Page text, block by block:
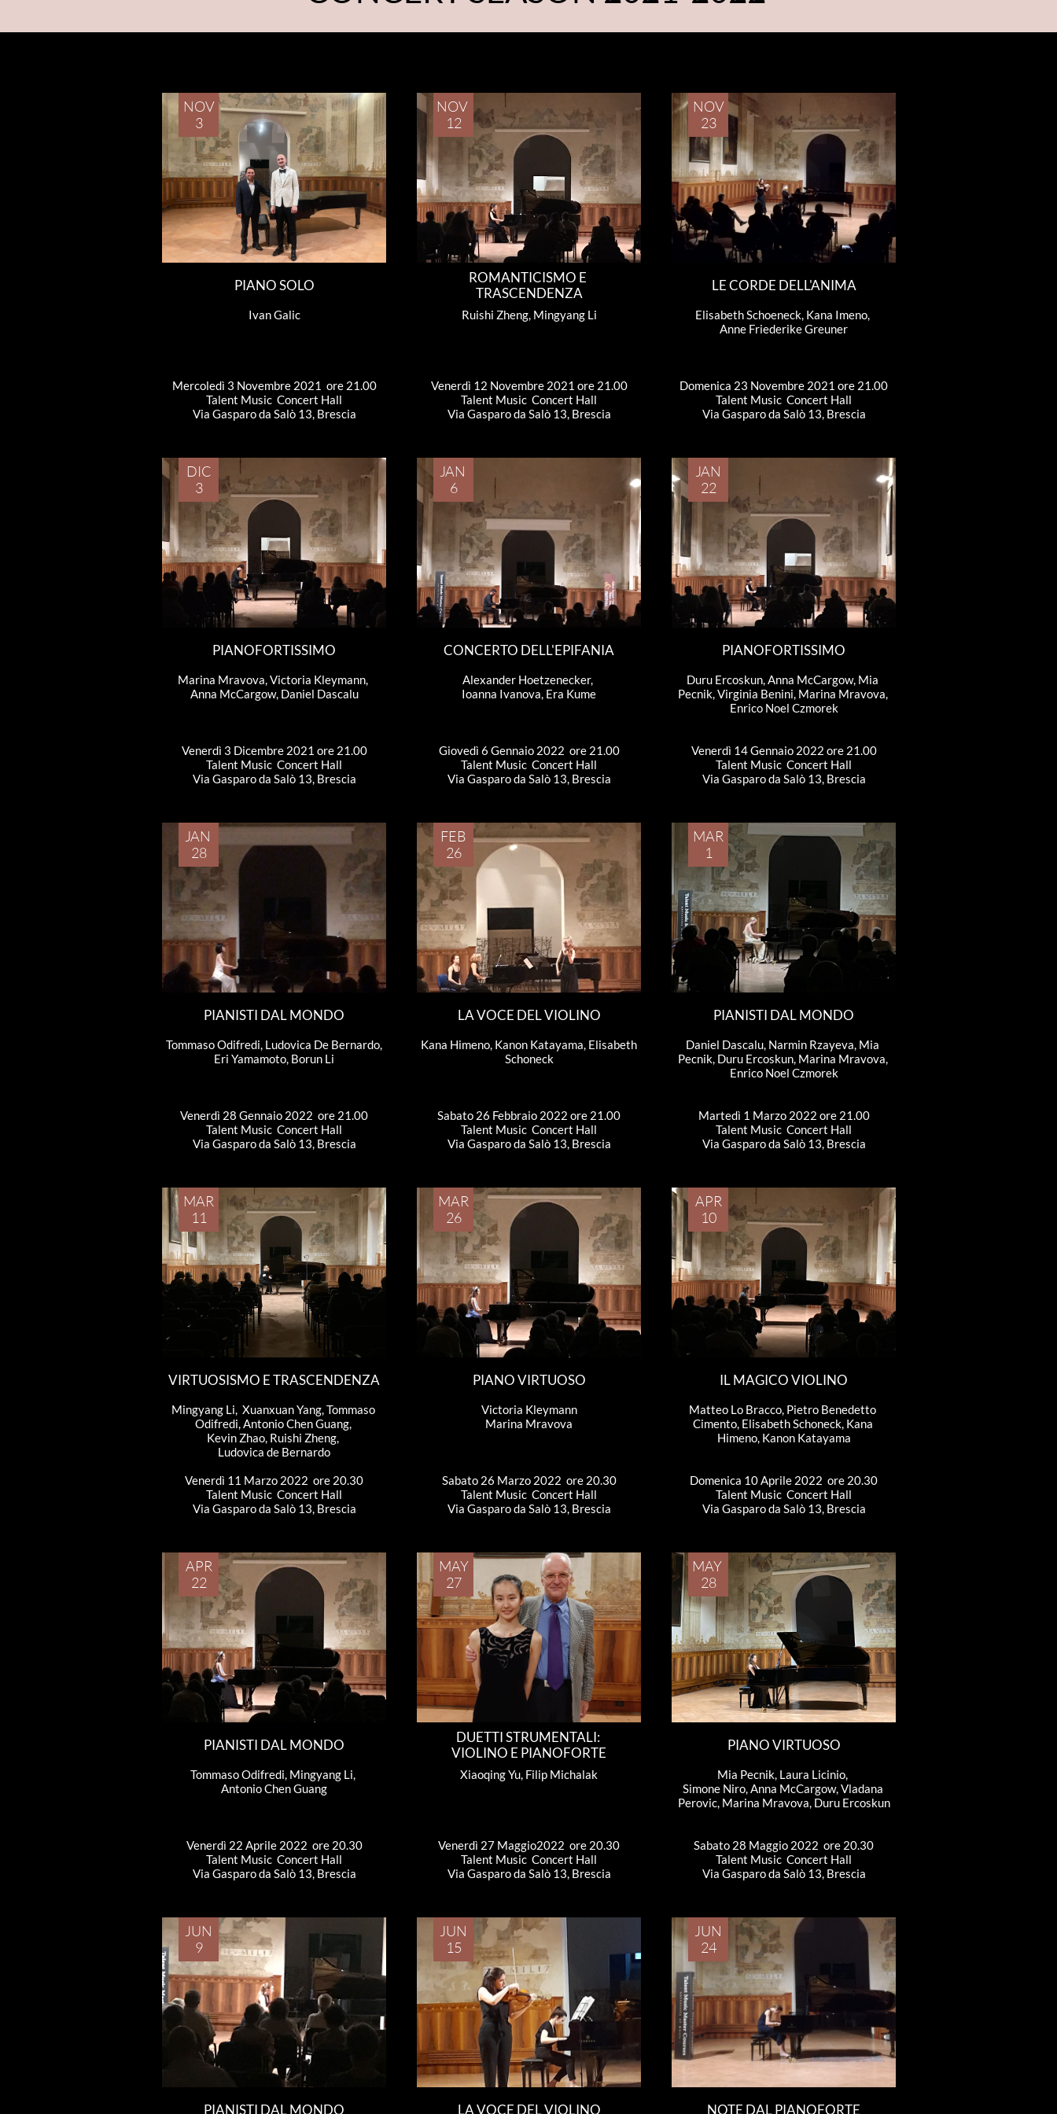
Ivan Galic
Mercoledì 3 Novembre 2021  ore 21.00
Talent Music  Concert Hall
Via Gasparo da Salò 13, Brescia
PIANO SOLO
NOV
3
Ruishi Zheng, Mingyang Li
Venerdì 12 Novembre 2021 ore 21.00
Talent Music  Concert Hall
Via Gasparo da Salò 13, Brescia
ROMANTICISMO E
TRASCENDENZA
NOV
12
Elisabeth Schoeneck, Kana Imeno,
Anne Friederike Greuner
Domenica 23 Novembre 2021 ore 21.00
Talent Music  Concert Hall
Via Gasparo da Salò 13, Brescia
LE CORDE DELL'ANIMA
NOV
23
Marina Mravova, Victoria Kleymann,
Anna McCargow, Daniel Dascalu
Venerdì 3 Dicembre 2021 ore 21.00
Talent Music  Concert Hall
Via Gasparo da Salò 13, Brescia
PIANOFORTISSIMO
DIC
3
Alexander Hoetzenecker,
Ioanna Ivanova, Era Kume
Giovedì 6 Gennaio 2022  ore 21.00
Talent Music  Concert Hall
Via Gasparo da Salò 13, Brescia
CONCERTO DELL'EPIFANIA
JAN
6
Duru Ercoskun, Anna McCargow, Mia
Pecnik, Virginia Benini, Marina Mravova,
Enrico Noel Czmorek
Venerdì 14 Gennaio 2022 ore 21.00
Talent Music  Concert Hall
Via Gasparo da Salò 13, Brescia
PIANOFORTISSIMO
JAN
22
Tommaso Odifredi, Ludovica De Bernardo,
Eri Yamamoto, Borun Li
Venerdì 28 Gennaio 2022  ore 21.00
Talent Music  Concert Hall
Via Gasparo da Salò 13, Brescia
PIANISTI DAL MONDO
JAN
28
Kana Himeno, Kanon Katayama, Elisabeth
Schoneck
Sabato 26 Febbraio 2022 ore 21.00
Talent Music  Concert Hall
Via Gasparo da Salò 13, Brescia
LA VOCE DEL VIOLINO
FEB
26
Daniel Dascalu, Narmin Rzayeva, Mia
Pecnik, Duru Ercoskun, Marina Mravova,
Enrico Noel Czmorek
Martedì 1 Marzo 2022 ore 21.00
Talent Music  Concert Hall
Via Gasparo da Salò 13, Brescia
PIANISTI DAL MONDO
MAR
1
Mingyang Li,  Xuanxuan Yang, Tommaso
Odifredi, Antonio Chen Guang,
Kevin Zhao, Ruishi Zheng,
Ludovica de Bernardo
Venerdì 11 Marzo 2022  ore 20.30
Talent Music  Concert Hall
Via Gasparo da Salò 13, Brescia
VIRTUOSISMO E TRASCENDENZA
MAR
11
Victoria Kleymann
Marina Mravova
Sabato 26 Marzo 2022  ore 20.30
Talent Music  Concert Hall
Via Gasparo da Salò 13, Brescia
PIANO VIRTUOSO
MAR
26
Matteo Lo Bracco, Pietro Benedetto
Cimento, Elisabeth Schoneck, Kana
Himeno, Kanon Katayama
Domenica 10 Aprile 2022  ore 20.30
Talent Music  Concert Hall
Via Gasparo da Salò 13, Brescia
IL MAGICO VIOLINO
APR
10
Tommaso Odifredi, Mingyang Li,
Antonio Chen Guang
Venerdì 22 Aprile 2022  ore 20.30
Talent Music  Concert Hall
Via Gasparo da Salò 13, Brescia
PIANISTI DAL MONDO
APR
22
Xiaoqing Yu, Filip Michalak
Venerdì 27 Maggio2022  ore 20.30
Talent Music  Concert Hall
Via Gasparo da Salò 13, Brescia
DUETTI STRUMENTALI:
VIOLINO E PIANOFORTE
MAY
27
Mia Pecnik, Laura Licinio,
Simone Niro, Anna McCargow, Vladana
Perovic, Marina Mravova, Duru Ercoskun
Sabato 28 Maggio 2022  ore 20.30
Talent Music  Concert Hall
Via Gasparo da Salò 13, Brescia
PIANO VIRTUOSO
MAY
28
PIANISTI DAL MONDO
JUN
9
LA VOCE DEL VIOLINO
JUN
15
NOTE DAL PIANOFORTE
JUN
24